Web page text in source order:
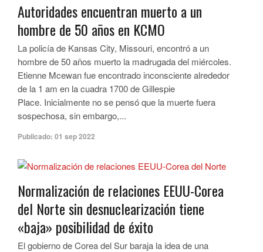
Autoridades encuentran muerto a un
hombre de 50 años en KCMO
La policía de Kansas City, Missouri, encontró a un
hombre de 50 años muerto la madrugada del miércoles.
Etienne Mcewan fue encontrado inconsciente alrededor
de la 1 am en la cuadra 1700 de Gillespie
Place. Inicialmente no se pensó que la muerte fuera
sospechosa, sin embargo,...
Publicado: 01 sep 2022
Normalización de relaciones EEUU-Corea
del Norte sin desnuclearización tiene
«baja» posibilidad de éxito
El gobierno de Corea del Sur baraja la idea de una